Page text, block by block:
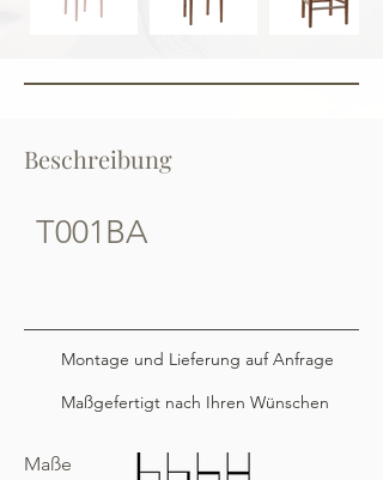
Beschreibung
T001BA
Montage und Lieferung auf Anfrage
Maßgefertigt nach Ihren Wünschen
Maße